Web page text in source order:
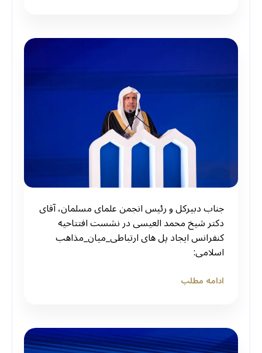
جناب دبیرکل و رئیس انجمن علمای مسلمان، آقای
دکتر شیخ محمد العیسی در نشست افتتاحیه
کنفرانس ایجاد پل های ارتباطی_میان_مذاهب
اسلامی:
ادامه مطلب